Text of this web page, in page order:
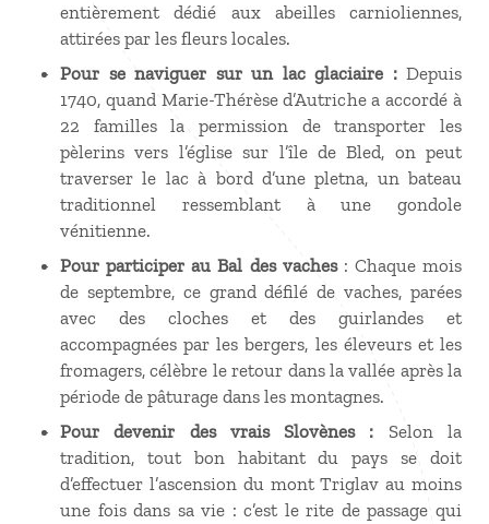
entièrement dédié aux abeilles carnioliennes,
attirées par les fleurs locales.
Pour se naviguer sur un lac glaciaire :Depuis
1740, quand Marie-Thérèse d’Autriche a accordé à
22
familles la permission de transporter les
pèlerins vers l’église sur l’île de Bled, on peut
traverser le lac à bord d’une pletna, un bateau
traditionnel ressemblant à une gondole
vénitienne.
Pour participer au Bal des vaches: Chaque mois
de septembre, ce grand défilé de vaches, parées
avec des cloches et des guirlandes et
accompagnées par les bergers, les éleveurs et les
fromagers, célèbre le retour dans la vallée après la
période de pâturage dans les montagnes.
Pour devenir des vrais Slovènes : Selon la
tradition, tout bon habitant du pays se doit
d’effectuer l’ascension du mont Triglav au moins
une fois dans sa vie : c’est le rite de passage qui